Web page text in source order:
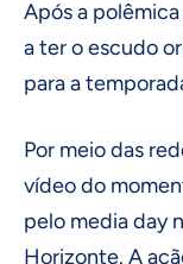
Após a
a ter o escudo
para a
Por meio das
vídeo do
pelo media day
Horizonte. A